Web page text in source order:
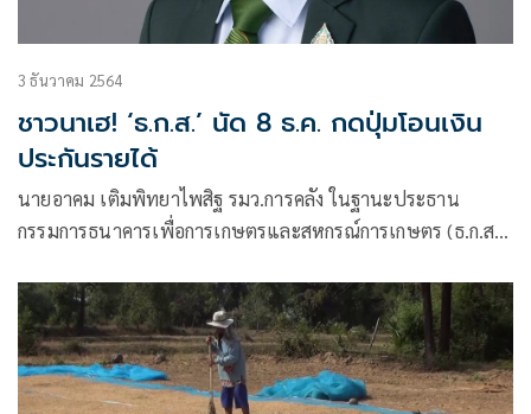
3 ธันวาคม 2564
ชาวนาเฮ! ‘ธ.ก.ส.’ นัด 8 ธ.ค. กดปุ่มโอนเงิน
ประกันรายได้
นายอาคม เติมพิทยาไพสิฐ รมว.การคลัง ในฐานะประธาน
กรรมการธนาคารเพื่อการเกษตรและสหกรณ์การเกษตร (ธ.ก.ส.)
กรอบแนวทางการดำเนินงานเพื่อช่วยเหลือเกษตรกร